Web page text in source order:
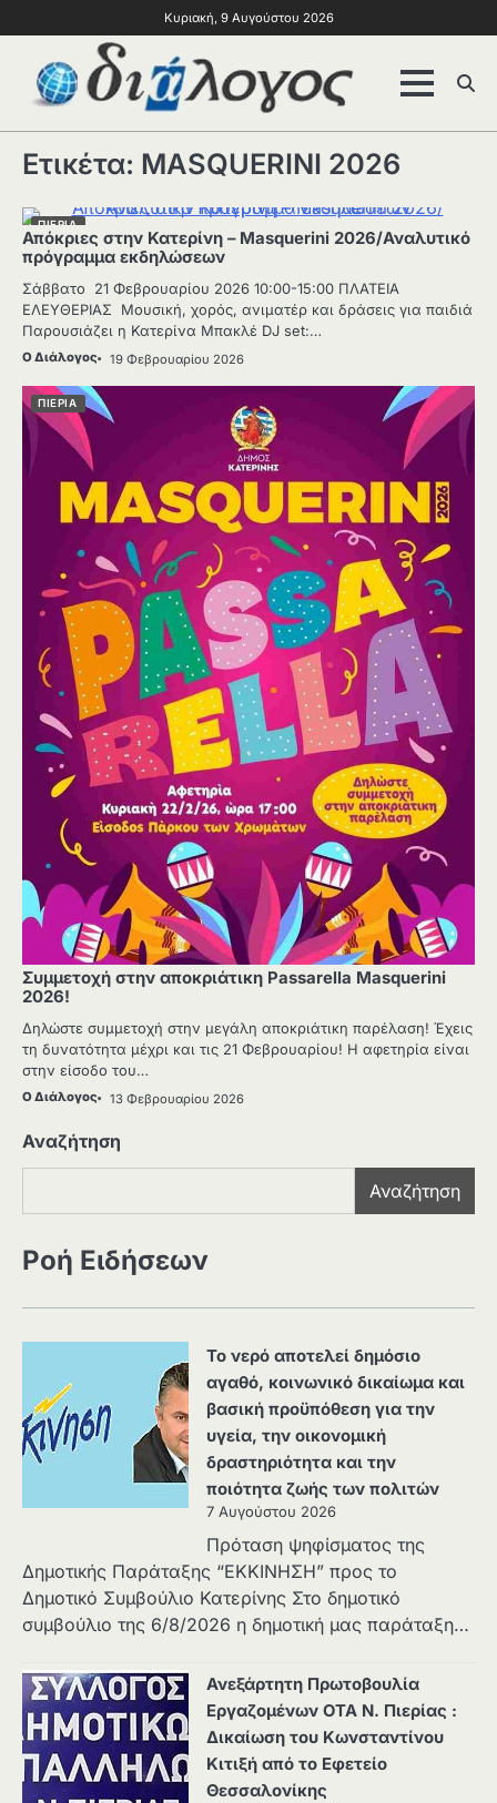
Κυριακή, 9 Αυγούστου 2026
Ετικέτα: MASQUERINI 2026
ΠΙΕΡΙΑ
Απόκριες στην Κατερίνη – Masquerini 2026/Αναλυτικό
πρόγραμμα εκδηλώσεων
Σάββατο 21 Φεβρουαρίου 2026 10:00-15:00 ΠΛΑΤΕΙΑ
ΕΛΕΥΘΕΡΙΑΣ Μουσική, χορός, ανιματέρ και δράσεις για παιδιά
Παρουσιάζει η Κατερίνα Μπακλέ DJ set:…
Ο Διάλογος 19 Φεβρουαρίου 2026
ΠΙΕΡΙΑ
Συμμετοχή στην αποκριάτικη Passarella Masquerini
2026!
Δηλώστε συμμετοχή στην μεγάλη αποκριάτικη παρέλαση! Έχεις
τη δυνατότητα μέχρι και τις 21 Φεβρουαρίου! Η αφετηρία είναι
στην είσοδο του…
Ο Διάλογος 13 Φεβρουαρίου 2026
Αναζήτηση
Αναζήτηση
Ροή Ειδήσεων
Το νερό αποτελεί δημόσιο
αγαθό, κοινωνικό δικαίωμα και
βασική προϋπόθεση για την
υγεία, την οικονομική
δραστηριότητα και την
ποιότητα ζωής των πολιτών
7 Αυγούστου 2026
Πρόταση ψηφίσματος της
Δημοτικής Παράταξης “ΕΚΚΙΝΗΣΗ” προς το
Δημοτικό Συμβούλιο Κατερίνης Στο δημοτικό
συμβούλιο της 6/8/2026 η δημοτική μας παράταξη…
Ανεξάρτητη Πρωτοβουλία
Εργαζομένων ΟΤΑ Ν. Πιερίας :
Δικαίωση του Κωνσταντίνου
Κιτιξή από το Εφετείο
Θεσσαλονίκης